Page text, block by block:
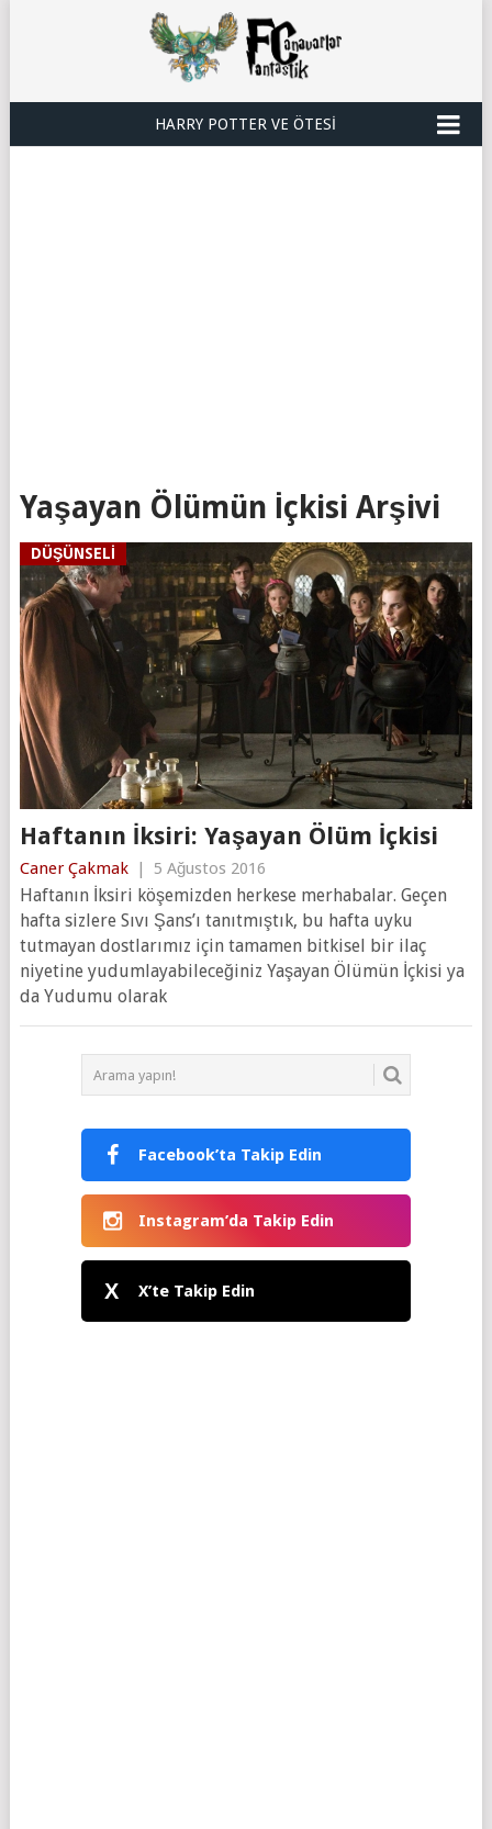
HARRY POTTER VE ÖTESI
Yaşayan Ölümün İçkisi Arşivi
DÜŞÜNSELI
Haftanın İksiri: Yaşayan Ölüm İçkisi
Caner Çakmak | 5 Ağustos 2016
Haftanın İksiri köşemizden herkese merhabalar. Geçen
hafta sizlere Sıvı Şans’ı tanıtmıştık, bu hafta uyku
tutmayan dostlarımız için tamamen bitkisel bir ilaç
niyetine yudumlayabileceğiniz Yaşayan Ölümün İçkisi ya
da Yudumu olarak
Facebook’ta Takip Edin
Instagram’da Takip Edin
X X’te Takip Edin